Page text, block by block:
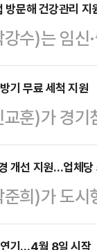
업은 시각
편의를 높
▲주민등
카드 명칭
구별할 수
최소화하기
방문해 건강관리 지
수)는 임
양육과 건
영한다고
지를 둔
사업은 영
터 육아
다.신청은
하거나e보…
기 무료 세척 지원
훈)가 경
세척' 지
사용하는
고, 소상공
서 1년 이
개선 지원…업체
희)가 도
도시제
연기…4월 8일 시작